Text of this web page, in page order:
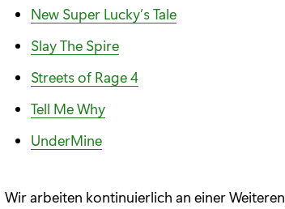
New Super Lucky’s Tale
Slay The Spire
Streets of Rage 4
Tell Me Why
UnderMine
Wir arbeiten kontinuierlich an einer